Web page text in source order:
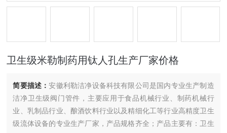
卫生级米勒制药用钛人孔生产厂家价格
简要描述：安徽利勒洁净设备科技有限公司是国内专业生产制造
洁净卫生级阀门管件，主要应用于食品机械行业、制药机械行
业、乳制品行业、酿酒饮料行业以及精细化工等行业高精度卫生
级流体设备的专业生产厂家，产品规格齐全；产品主要有：卫生